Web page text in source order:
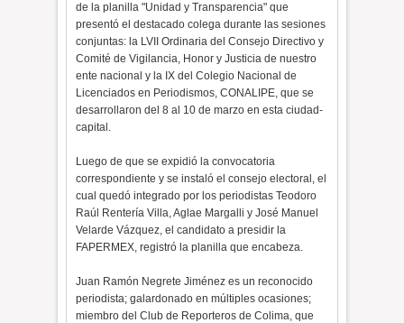
de la planilla "Unidad y Transparencia" que
presentó el destacado colega durante las sesiones
conjuntas: la LVII Ordinaria del Consejo Directivo y
Comité de Vigilancia, Honor y Justicia de nuestro
ente nacional y la IX del Colegio Nacional de
Licenciados en Periodismos, CONALIPE, que se
desarrollaron del 8 al 10 de marzo en esta ciudad-
capital.
Luego de que se expidió la convocatoria
correspondiente y se instaló el consejo electoral, el
cual quedó integrado por los periodistas Teodoro
Raúl Rentería Villa, Aglae Margalli y José Manuel
Velarde Vázquez, el candidato a presidir la
FAPERMEX, registró la planilla que encabeza.
Juan Ramón Negrete Jiménez es un reconocido
periodista; galardonado en múltiples ocasiones;
miembro del Club de Reporteros de Colima, que